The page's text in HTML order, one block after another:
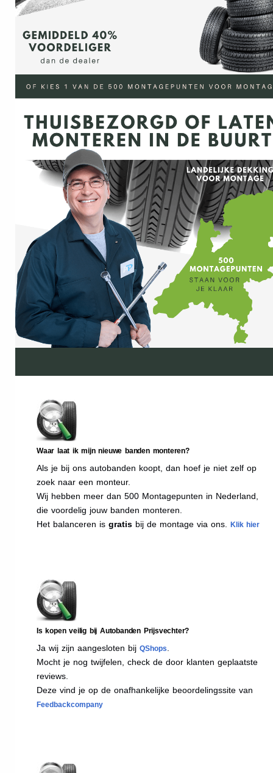
Waar laat ik mijn nieuwe banden monteren?
Als je bij ons autobanden koopt, dan hoef je niet zelf op
zoek naar een monteur.
Wij hebben meer dan 500 Montagepunten in Nederland,
die voordelig jouw banden monteren.
Het balanceren is gratis bij de montage via ons. Klik hier
Is kopen veilig bij Autobanden Prijsvechter?
Ja wij zijn aangesloten bij QShops
Mocht je nog twijfelen, check de door klanten geplaatste
reviews.
Deze vind je op de onafhankelijke beoordelingssite van
Feedbackcompany